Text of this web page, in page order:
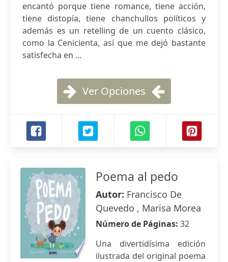
encantó porque tiene romance, tiene acción,
tiene distopía, tiene chanchullos políticos y
además es un retelling de un cuento clásico,
como la Cenicienta, así que me dejó bastante
satisfecha en ...
Ver Opciones
Poema al pedo
Autor: Francisco De
Quevedo , Marisa Morea
Número de Páginas: 32
Una divertidísima edición
ilustrada del original poema